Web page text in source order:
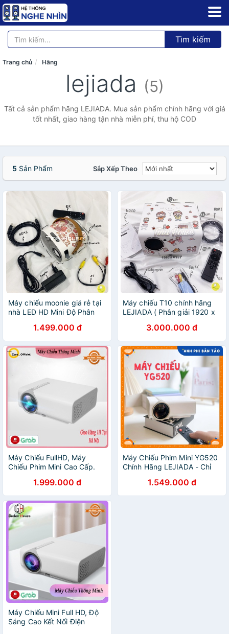
Tìm kiếm
Trang chủ Hãng
lejiada (5)
Tất cả sản phẩm hãng LEJIADA. Mua sản phẩm chính hãng với giá
tốt nhất, giao hàng tận nhà miễn phí, thu hộ COD
5 Sản Phẩm Sắp Xếp Theo
Máy chiếu moonie giá rẻ tại
nhà LED HD Mini Độ Phân
+ 10 stickers trang trí)
1.499.000 đ
Máy chiếu T10 chính hãng
LEJIADA ( Phân giải 1920 x
android +chiếu được nhiều
góc chiếu + stickers)
3.000.000 đ
Máy Chiếu FullHD, Máy
Chiếu Phim Mini Cao Cấp.
1.999.000 đ
Máy Chiếu Phim Mini YG520
Chính Hãng LEJIADA - Chỉ
1.549.000 đ
Máy Chiếu Mini Full HD, Độ
Sáng Cao Kết Nối Điện